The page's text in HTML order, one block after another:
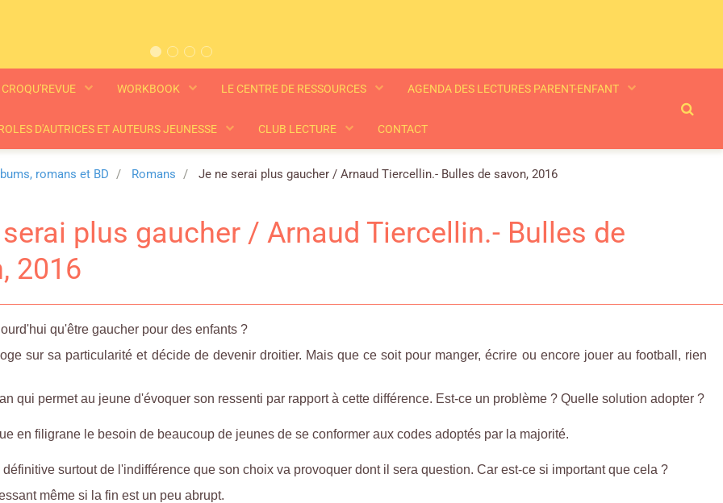
CROQU'REVUE WORKBOOK LE CENTRE DE RESSOURCES AGENDA DES LECTURES PARENT-ENFANT
D'AUTRICES ET AUTEURS JEUNESSE CLUB LECTURE CONTACT
romans et BD Romans Je ne serai plus gaucher / Arnaud Tiercellin.- Bulles de savon, 2016
plus gaucher / Arnaud Tiercellin.- Bulles de
2016
qu'être gaucher pour des enfants ?
sur sa particularité et décide de devenir droitier. Mais que ce soit pour manger, écrire ou encore jouer au football, rien
qui permet au jeune d'évoquer son ressenti par rapport à cette différence. Est-ce un problème ? Quelle solution adopter ?
en filigrane le besoin de beaucoup de jeunes de se conformer aux codes adoptés par la majorité.
définitive surtout de l'indifférence que son choix va provoquer dont il sera question. Car est-ce si important que cela ?
même si la fin est un peu abrupt.